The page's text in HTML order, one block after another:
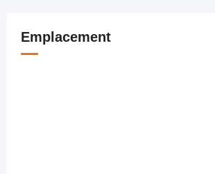
Emplacement